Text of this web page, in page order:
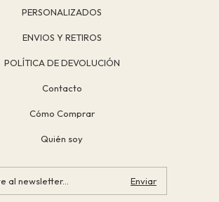
PERSONALIZADOS
ENVIOS Y RETIROS
POLÍTICA DE DEVOLUCIÓN
Contacto
Cómo Comprar
Quién soy